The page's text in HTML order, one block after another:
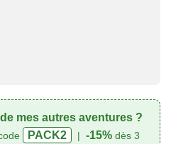
mes autres aventures ?
PACK2 | -15%dès 3